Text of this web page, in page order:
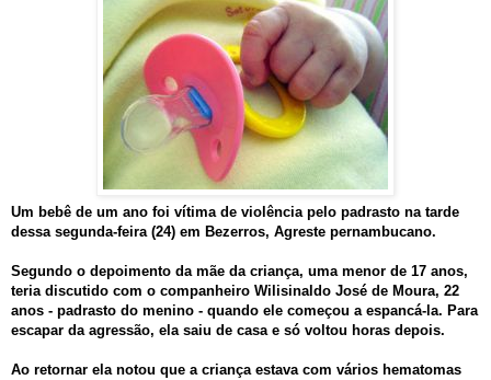
Um bebê de um ano foi vítima de violência pelo padrasto na tarde
dessa segunda-feira (24) em Bezerros, Agreste pernambucano.
Segundo o depoimento da mãe da criança, uma menor de 17 anos,
teria discutido com o companheiro Wilisinaldo José de Moura, 22
anos - padrasto do menino - quando ele começou a espancá-la. Para
escapar da agressão, ela saiu de casa e só voltou horas depois.
Ao retornar ela notou que a criança estava com vários hematomas